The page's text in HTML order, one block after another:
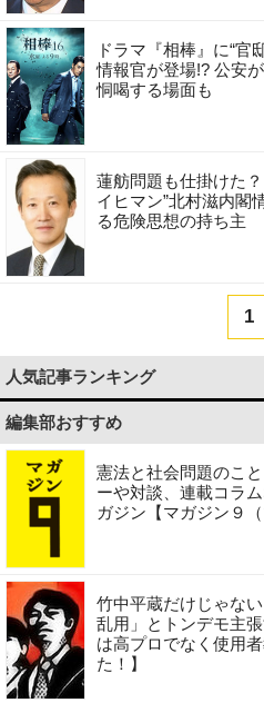
ドラマ『相棒』に“官
情報官が登場!? 公安
恫喝する場面も
蓮舫問題も仕掛けた
イヒマン”北村滋内閣
る危険思想の持ち主
1
人気記事ランキング
編集部おすすめ
憲法と社会問題のこ
ーや対談、連載コラ
ガジン【マガジン９
竹中平蔵だけじゃな
乱用」とトンデモ主
は高プロでなく使用
た！】